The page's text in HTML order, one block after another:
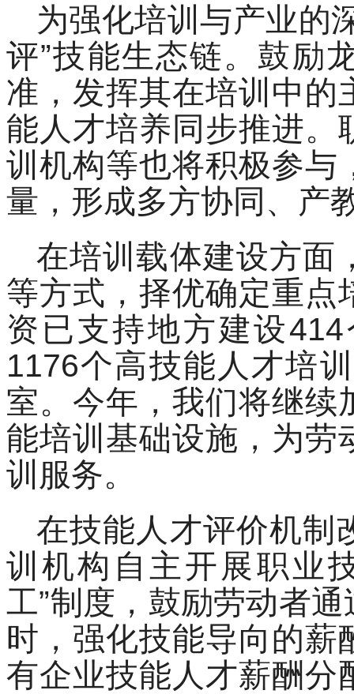
为强化培训与产业的
评”技能生态链。鼓励
准，发挥其在培训中的
能人才培养同步推进。
训机构等也将积极参与
量，形成多方协同、产
在培训载体建设方面
等方式，择优确定重点
资已支持地方建设
1176个高技能人才培
室。今年，我们将继续
能培训基础设施，为劳
训服务。
在技能人才评价机制
训机构自主开展职业
工”制度，鼓励劳动者
时，强化技能导向的薪
有企业技能人才薪酬分